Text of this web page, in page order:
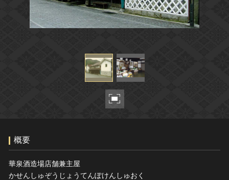
世界遺産と無形文化遺産
全国の美術館・博物館
今月のみどころ
お知らせ一覧
このサイトについて
関連サイトリンク
サイトマップ
サイトのご意見はこちら
文化遺産データベース
国指定文化財等データベース
概要
華泉酒造場店舗兼主屋
かせんしゅぞうじょうてんぽけんしゅおく